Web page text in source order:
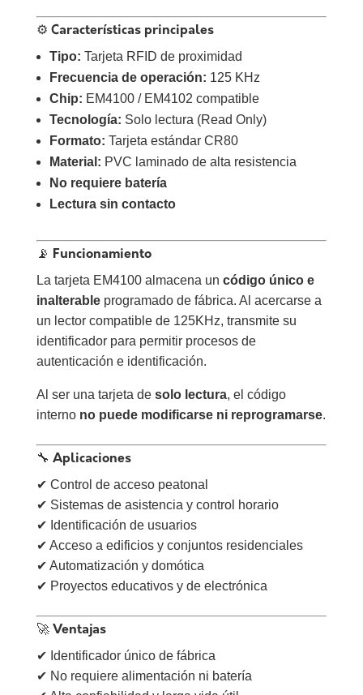
⚙️ Características principales
Tipo: Tarjeta RFID de proximidad
Frecuencia de operación: 125 KHz
Chip: EM4100 / EM4102 compatible
Tecnología: Solo lectura (Read Only)
Formato: Tarjeta estándar CR80
Material: PVC laminado de alta resistencia
No requiere batería
Lectura sin contacto
📡 Funcionamiento
La tarjeta EM4100 almacena un código único e
inalterableprogramado de fábrica. Al acercarse a
un lector compatible de 125KHz, transmite su
identificador para permitir procesos de
autenticación e identificación.
Al ser una tarjeta de solo lectura, el código
interno no puede modificarse ni reprogramarse.
🔧 Aplicaciones
✔ Control de acceso peatonal
✔ Sistemas de asistencia y control horario
✔ Identificación de usuarios
✔ Acceso a edificios y conjuntos residenciales
✔ Automatización y domótica
✔ Proyectos educativos y de electrónica
🚀 Ventajas
✔ Identificador único de fábrica
✔ No requiere alimentación ni batería